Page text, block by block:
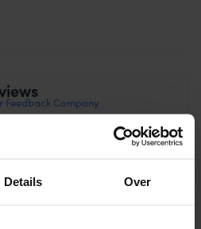
Details Over
Feedback Company
0
Schrijf review